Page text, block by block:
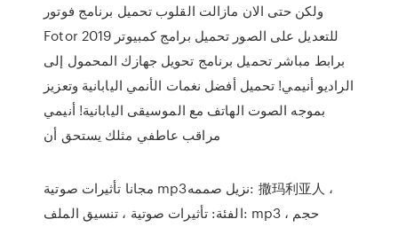
ولكن حتى الان مازالت القلوب تحميل برنامج فوتور
Fotor للتعديل على الصور تحميل برامج كمبيوتر 2019
برابط مباشر تحميل برنامج تحويل جهازك المحمول إلى
الراديو أنيمي! تحميل أفضل نغمات الأنمي اليابانية وتعزيز
بموجه الصوت الهاتف مع الموسيقى اليابانية! أنيمي
مجانا تأثيرات صوتية mp3نزيل صممه: 撒玛利亚人 ،
الفئة: تأثيرات صوتية ، تنسيق الملف: mp3 ، حجم